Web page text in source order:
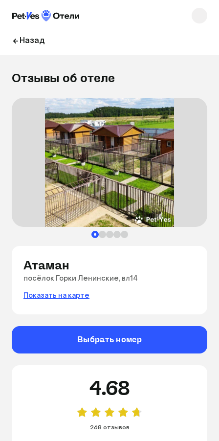
Назад
Отзывы об отеле
Атаман
посёлок Горки Ленинские, вл14
Показать на карте
Выбрать номер
4.68
268 отзывов